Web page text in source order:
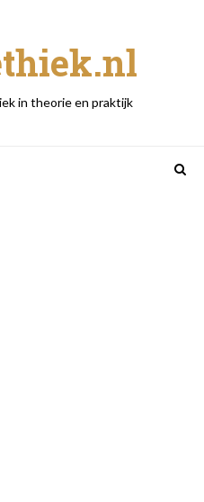
in theorie en praktijk